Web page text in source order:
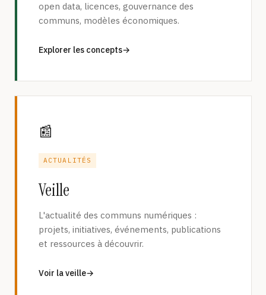
open data, licences, gouvernance des
communs, modèles économiques.
Explorer les concepts
📰
ACTUALITÉS
Veille
L'actualité des communs numériques :
projets, initiatives, événements, publications
et ressources à découvrir.
Voir la veille